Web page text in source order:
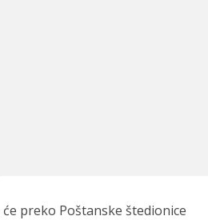
preko Poštanske štedionice